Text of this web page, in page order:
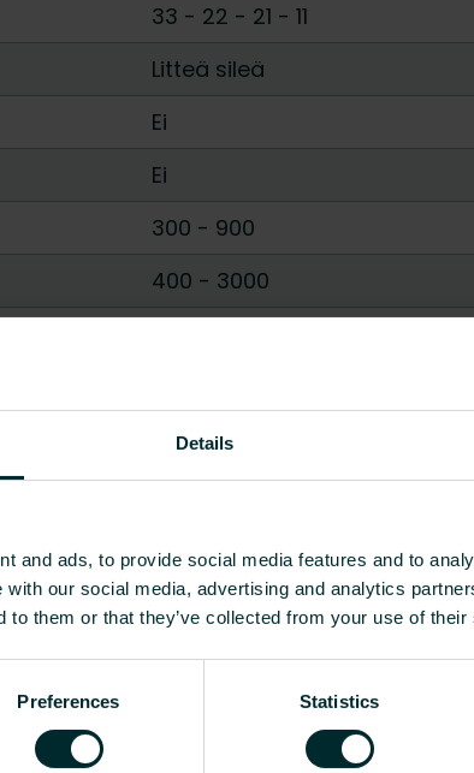
Details
and ads, to provide social media features and to
our social media, advertising and analytics
to them or that they’ve collected from your use of
Preferences Statistics
33 - 22 - 21 - 11
Litteä sileä
Ei
Ei
300 - 900
400 - 3000
Näytä kaikki